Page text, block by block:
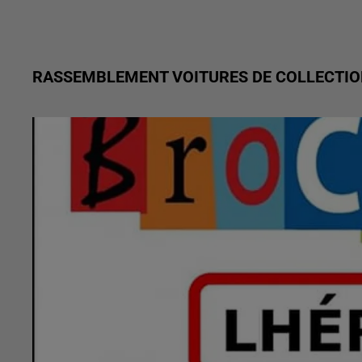
RASSEMBLEMENT VOITURES DE